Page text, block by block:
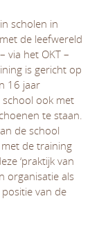
scholen in
de leefwereld
via het OKT –
is gericht op
16 jaar
ook met
te staan.
de school
de training
‘praktijk van
organisatie als
van de